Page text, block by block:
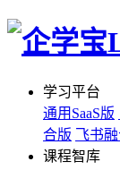
学习平台
通用SaaS版
合版 飞书
课程智库